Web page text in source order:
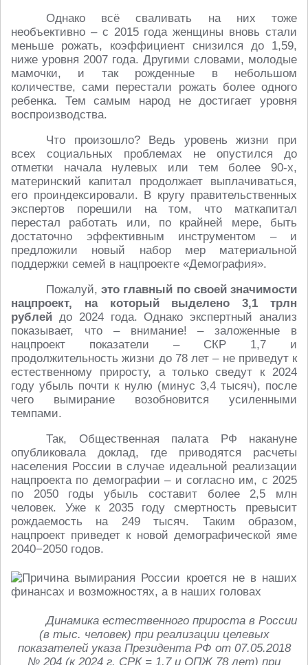
Однако всё сваливать на них тоже
необъективно – с 2015 года женщины вновь стали
меньше рожать, коэффициент снизился до 1,59,
ниже уровня 2007 года. Другими словами, молодые
мамочки, и так рожденные в небольшом
количестве, сами перестали рожать более одного
ребенка. Тем самым народ не достигает уровня
воспроизводства.
Что произошло? Ведь уровень жизни при
всех социальных проблемах не опустился до
отметки начала нулевых или тем более 90-х,
материнский капитал продолжает выплачиваться,
его проиндексировали. В кругу правительственных
экспертов порешили на том, что маткапитал
перестал работать или, по крайней мере, быть
достаточно эффективным инструментом – и
предложили новый набор мер материальной
поддержки семей в нацпроекте «Демография».
Пожалуй,это главный по своей значимости
нацпроект, на который выделено 3,1 трлн
рублей до 2024 года. Однако экспертный анализ
показывает, что – внимание! – заложенные в
нацпроект показатели – СКР 1,7 и
продолжительность жизни до 78 лет – не приведут к
естественному приросту, а только сведут к 2024
году убыль почти к нулю (минус 3,4 тысяч), после
чего вымирание возобновится усиленными
темпами.
Так, Общественная палата РФ накануне
опубликовала доклад, где приводятся расчеты
населения России в случае идеальной реализации
нацпроекта по демографии – и согласно им, с 2025
по 2050 годы убыль составит более 2,5 млн
человек. Уже к 2035 году смертность превысит
рождаемость на 249 тысяч. Таким образом,
нацпроект приведет к новой демографической яме
2040−2050 годов.
Динамика естественного прироста в России
(в тыс. человек) при реализации целевых
показателей указа Президента РФ от 07.05.2018
№ 204 (к 2024 г. СРК = 1,7 и ОПЖ 78 лет) при